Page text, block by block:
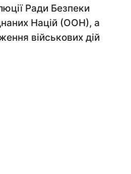
Ради Безпеки
Націй (ООН), а
військових дій